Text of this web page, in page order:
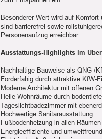
Besonderer Wert wird auf
sind barrierefrei sowie
Personenaufzug erreichbar.
Ausstattungs-Highlights im
Nachhaltige Bauweise als QNG-/
Förderfähig durch attraktive KfW-
Moderne Architektur mit offenen
Helle Wohnräume durch
Tageslichtbadezimmer mit
Hochwertige Sanitärausstattung
Fußbodenheizung in allen Räumen
Energieeffiziente und